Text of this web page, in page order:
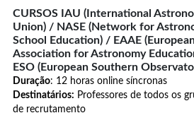
CURSOS IAU (International
Union) / NASE (Network for
School Education) / EAAE
Association for Astronomy
ESO (European Southern
Duração: 12 horas online síncronas
Destinatários: Professores de todos os
de recrutamento